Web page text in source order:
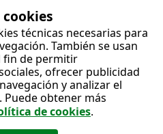
técnicas necesarias para
También se usan
fin de permitir
ofrecer publicidad
y analizar el
obtener más
de cookies.